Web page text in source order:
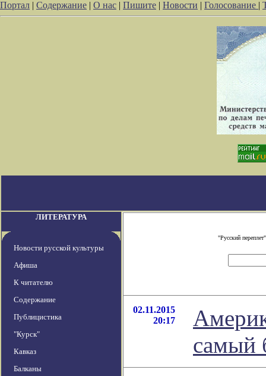
Портал | Содержание | О нас | Пишите | Новости | Голосование |
ЛИТЕРАТУРА
Новости русской культуры
Афиша
К читателю
Содержание
Публицистика
"Курск"
Кавказ
Балканы
"Русский
02.11.2015
20:17
самый